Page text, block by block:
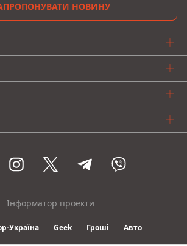
НОВИНУ
Інформатор проекти
Україна Geek Гроші Авто